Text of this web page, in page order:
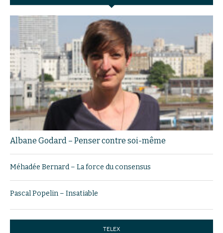
Albane Godard – Penser contre soi-même
Méhadée Bernard – La force du consensus
Pascal Popelin – Insatiable
TELEX